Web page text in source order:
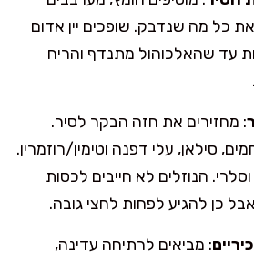
כל מה שנדבק. שופכים יין אדום
2–3 דקות עד שהאלכוהול מתנדף והריח
: מחזירים את חזה הבקר לסיר.
סילאן, עלי דפנה וטימין/רוזמרין.
הנוזלים לא חייבים לכסות
כן להגיע לפחות לחצי גובה.
: מביאים לרתיחה עדינה,